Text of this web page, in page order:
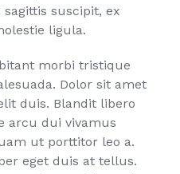
suscipit, ex
ligula.
morbi tristique
Dolor sit amet
duis. Blandit libero
arcu dui vivamus
ut porttitor leo a.
eget duis at tellus.